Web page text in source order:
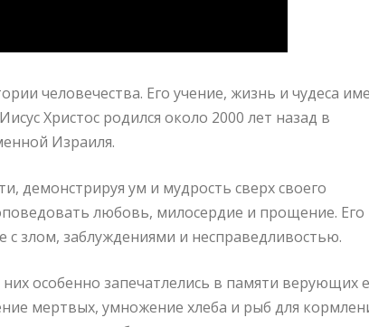
человечества. Его учение, жизнь и чудеса
Христос родился около 2000 лет назад в
Израиля.
демонстрируя ум и мудрость сверх своего
любовь, милосердие и прощение. Его
злом, заблуждениями и несправедливостью.
особенно запечатлелись в памяти верующих
мертвых, умножение хлеба и рыб для